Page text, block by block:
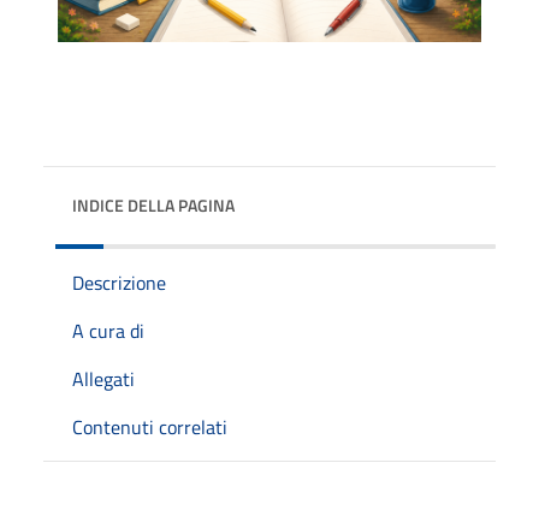
INDICE DELLA PAGINA
Descrizione
A cura di
Allegati
Contenuti correlati